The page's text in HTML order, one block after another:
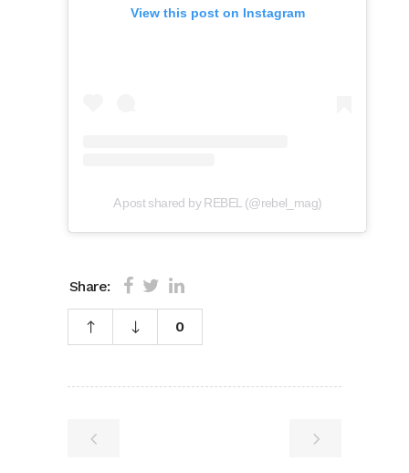
View this post on Instagram
A post shared by REBEL (@rebel_mag)
Share:
0